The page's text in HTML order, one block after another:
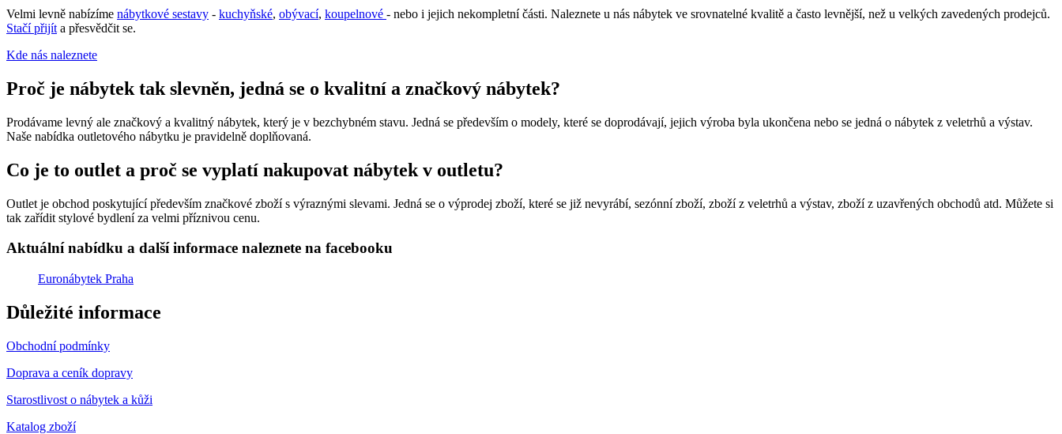
Velmi levně nabízíme nábytkové sestavy - kuchyňské, obývací, koupelnové - nebo i jejich nekompletní části. Naleznete u nás nábytek ve srovnatelné kvalitě a často levnější, než u velkých zavedených prodejců.
Stačí přijít a přesvědčit se.
Kde nás naleznete
Proč je nábytek tak slevněn, jedná se o kvalitní a značkový nábytek?
Prodávame levný ale značkový a kvalitný nábytek, který je v bezchybném stavu. Jedná se především o modely, které se doprodávají, jejich výroba byla ukončena nebo se jedná o nábytek z veletrhů a výstav.
Naše nabídka outletového nábytku je pravidelně doplňovaná.
Co je to outlet a proč se vyplatí nakupovat nábytek v outletu?
Outlet je obchod poskytující především značkové zboží s výraznými slevami. Jedná se o výprodej zboží, které se již nevyrábí, sezónní zboží, zboží z veletrhů a výstav, zboží z uzavřených obchodů atd. Můžete si
tak zařídit stylové bydlení za velmi příznivou cenu.
Aktuální nabídku a další informace naleznete na facebooku
Euronábytek Praha
Důležité informace
Obchodní podmínky
Doprava a ceník dopravy
Starostlivost o nábytek a kůži
Katalog zboží